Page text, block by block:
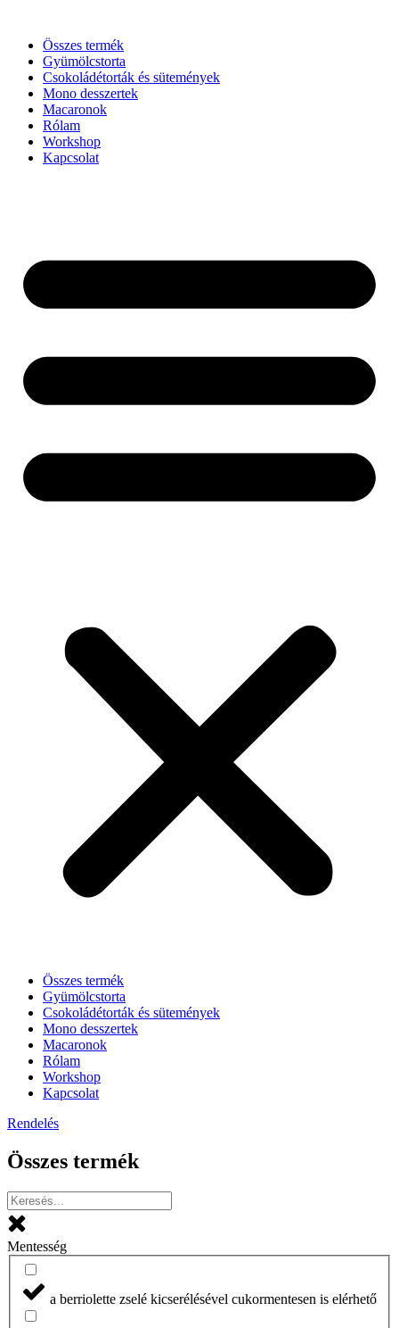
tartalomhozÖsszes termék
Gyümölcstorta
Csokoládétorták és sütemények
Mono desszertek
Macaronok
Rólam
Workshop
Kapcsolat
Összes termék
Gyümölcstorta
Csokoládétorták és sütemények
Mono desszertek
Macaronok
Rólam
Workshop
Kapcsolat
Rendelés
Összes termék
Mentesség
a berriolette zselé kicserélésével cukormentesen is elérhető